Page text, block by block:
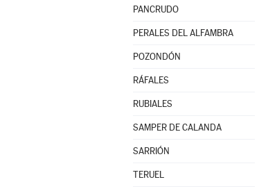
PANCRUDO
PERALES DEL ALFAMBRA
POZONDÓN
RÁFALES
RUBIALES
SAMPER DE CALANDA
SARRIÓN
TERUEL